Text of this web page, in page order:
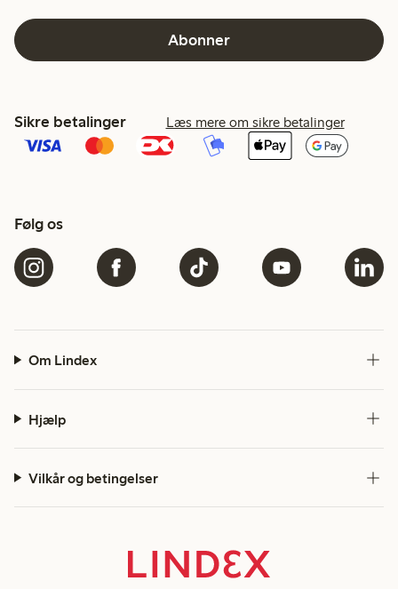
Abonner
Sikre betalinger Læs mere om sikre betalinger
Følg os
Om Lindex
Hjælp
Vilkår og betingelser